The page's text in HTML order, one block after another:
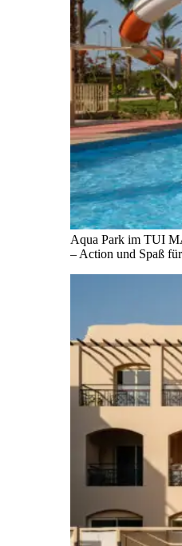
Aqua Park im TUI
– Action und Spaß